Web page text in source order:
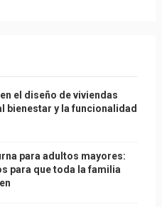
el diseño de viviendas
bienestar y la funcionalidad
para adultos mayores:
para que toda la familia